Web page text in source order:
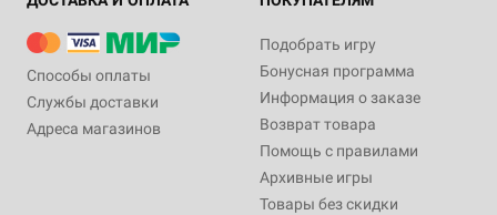
Способы оплаты
Службы доставки
Адреса магазинов
Подобрать игру
Бонусная программа
Информация о заказе
Возврат товара
Помощь с правилами
Архивные игры
Товары без скидки